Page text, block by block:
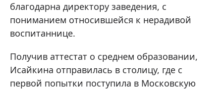
благодарна директору заведения, с
пониманием относившейся к нерадивой
воспитаннице.
Получив аттестат о среднем образовании,
Исайкина отправилась в столицу, где с
первой попытки поступила в Московскую